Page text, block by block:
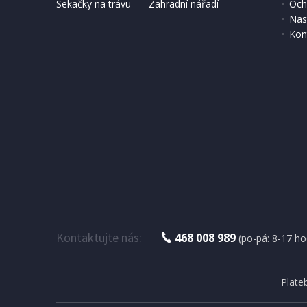
Sekačky na trávu
Zahradní nářadí
Kontaktujte nás: 468 008 989 (po-pá: 8-17